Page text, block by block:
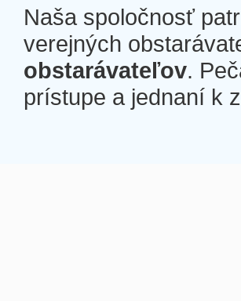
Naša spoločnosť
verejných
obstarávateľov.
prístupe a jednaní k